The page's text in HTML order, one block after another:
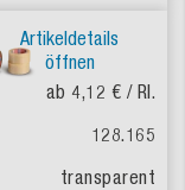
Artikeldetails
öffnen
ab 4,12 € / Rl.
128.165
transparent